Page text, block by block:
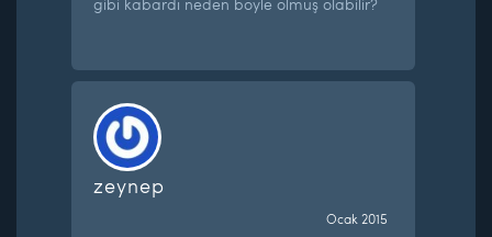
zeynep
Ocak 2015